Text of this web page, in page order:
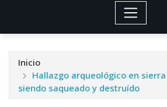
Inicio
Hallazgo arqueológico en
siendo saqueado y destruído